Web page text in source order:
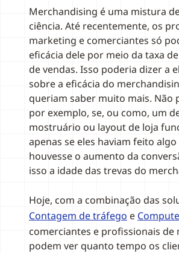
Merchandising é uma mistura
ciência. Até recentemente, os
marketing e comerciantes só
eficácia dele por meio da taxa
de vendas. Isso poderia dizer a
sobre a eficácia do
queriam saber muito mais. Não
por exemplo, se, ou como, um
mostruário ou layout de loja
apenas se eles haviam feito
houvesse o aumento da
isso a idade das trevas do
Hoje, com a combinação das
Contagem de tráfego e
comerciantes e profissionais de
podem ver quanto tempo os